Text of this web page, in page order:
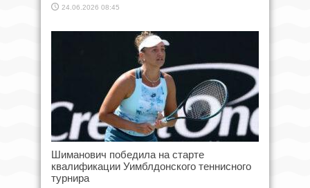
24.06.2026 08:45
Шиманович победила на старте
квалификации Уимблдонского теннисного
турнира